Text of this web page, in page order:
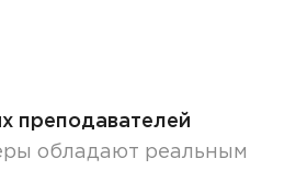
преподавателей
обладают реальным